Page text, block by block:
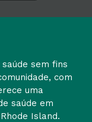
sem fins
com
uma
saúde em
Island.